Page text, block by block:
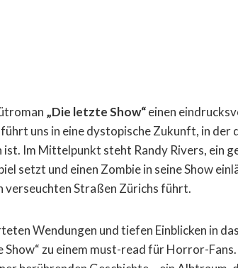
„Die letzte Show“einen
uns in eine dystopische Zukunft, in der
Im Mittelpunkt steht Randy Rivers, ein
setzt und einen Zombie in seine Show
verseuchten Straßen Zürichs führt.
Wendungen und tiefen Einblicken in
Show“ zu einem must-read für Horror-Fans.